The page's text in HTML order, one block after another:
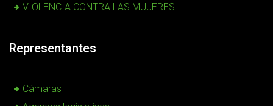
VIOLENCIA CONTRA LAS MUJERES
Representantes
Cámaras